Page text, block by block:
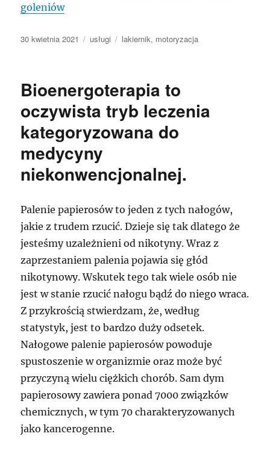
goleniów
Data
30 kwietnia 2021 Kategorie
usługi Tagi
lakiernik, motoryzacja
Bioenergoterapia to
oczywista tryb leczenia
kategoryzowana do
medycyny
niekonwencjonalnej.
Palenie papierosów to jeden z tych nałogów,
jakie z trudem rzucić. Dzieje się tak dlatego że
jesteśmy uzależnieni od nikotyny. Wraz z
zaprzestaniem palenia pojawia się głód
nikotynowy. Wskutek tego tak wiele osób nie
jest w stanie rzucić nałogu bądź do niego wraca.
Z przykrością stwierdzam, że, według
statystyk, jest to bardzo duży odsetek.
Nałogowe palenie papierosów powoduje
spustoszenie w organizmie oraz może być
przyczyną wielu ciężkich chorób. Sam dym
papierosowy zawiera ponad 7000 związków
chemicznych, w tym 70 charakteryzowanych
jako kancerogenne.